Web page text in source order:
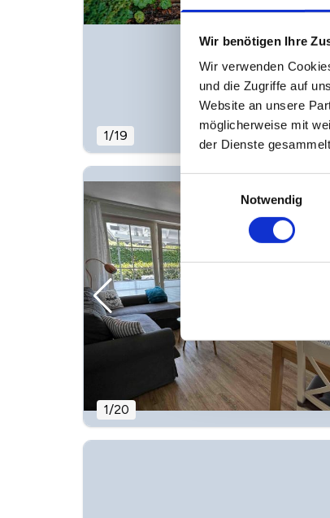
Wir benötigen Ihre
Wir verwenden
und die Zugriffe auf
Website an unsere
möglicherweise mit
der Dienste
Einwilligungsauswahl
Notwendig
1/19
1/20